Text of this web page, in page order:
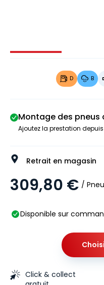
Image 1 sur 4
D B
Montage des pneus
Ajoutez la prestation
Retrait en magasin
309,80 € / Pneu
Disponible sur
Click & collect